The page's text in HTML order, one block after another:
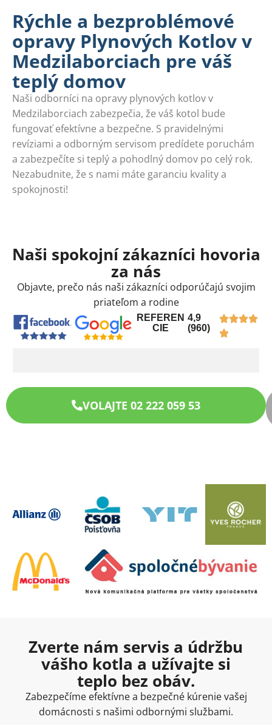
Rýchle a bezproblémové
opravy Plynových Kotlov v
Medzilaborciach pre váš
teplý domov
Naši odborníci na opravy plynových kotlov v
Medzilaborciach zabezpečia, že váš kotol bude
fungovať efektívne a bezpečne. S pravidelnými
revíziami a odborným servisom predídete poruchám
a zabezpečíte si teplý a pohodlný domov po celý rok.
Nezabudnite, že s nami máte garanciu kvality a
spokojnosti!
Naši spokojní zákazníci hovoria
za nás
Objavte, prečo nás naši zákazníci odporúčajú svojim
priateľom a rodine
REFEREN
CIE
4,9
(960)
VOLAJTE 02 222 059 53
Zverte nám servis a údržbu
vášho kotla a užívajte si
teplo bez obáv.
Zabezpečíme efektívne a bezpečné kúrenie vašej
domácnosti s našimi odbornými službami.